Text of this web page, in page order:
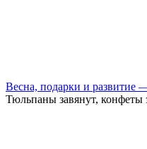
Весна, подарки и развитие
Тюльпаны завянут, конфеты